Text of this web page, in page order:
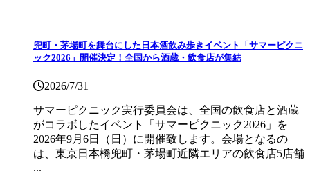
兜町・茅場町を舞台にした日本酒飲み歩きイベント「サマーピクニ
ック2026」開催決定！全国から酒蔵・飲食店が集結
2026/7/31
サマーピクニック実⾏委員会は、全国の飲⾷店と酒蔵
がコラボしたイベント「サマーピクニック2026」を
2026年9月6日（日）に開催致します。会場となるの
は、東京日本橋兜町・茅場町近隣エリアの飲食店5店舗
...